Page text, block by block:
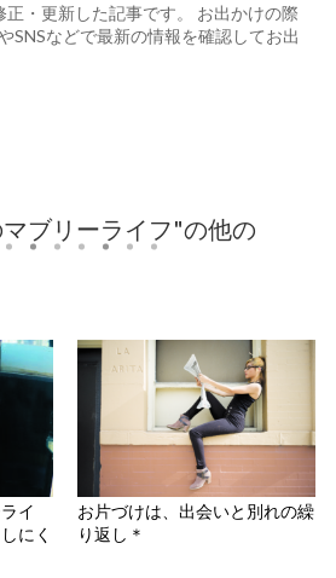
・更新した記事です。 お出かけの際
SNSなどで最新の情報を確認してお出
ブリーライフ"の他の
イ
にく
お片づけは、出会いと別れの繰
り返し＊